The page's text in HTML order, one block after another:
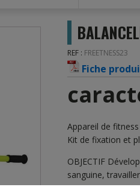
REF : FREETNESS23
Fiche
Appareil de
Kit de fixation et
OBJECTIF
sanguine,